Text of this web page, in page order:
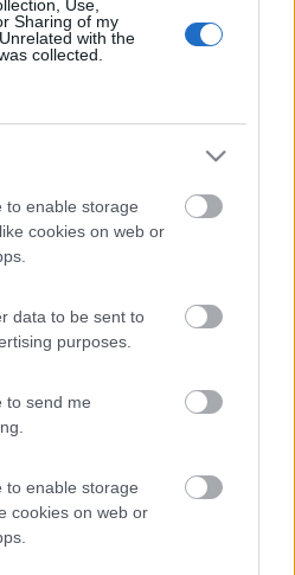
Use,
Sharing of my
with the
collected.
to enable storage
cookies on web or
data to be sent to
purposes.
to send me
to enable storage
cookies on web or
Camper e Van: Roller Team